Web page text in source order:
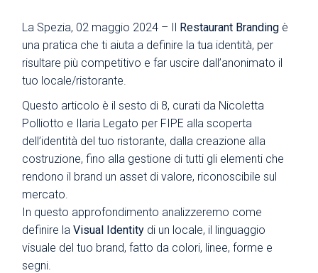
La Spezia, 02 maggio 2024 – Il Restaurant Branding è
una pratica che ti aiuta a definire la tua identità, per
risultare più competitivo e far uscire dall’anonimato il
tuo locale/ristorante.
Questo articolo è il sesto di 8, curati da Nicoletta
Polliotto e Ilaria Legato per FIPE alla scoperta
dell’identità del tuo ristorante, dalla creazione alla
costruzione, fino alla gestione di tutti gli elementi che
rendono il brand un asset di valore, riconoscibile sul
mercato.
In questo approfondimento analizzeremo come
definire laVisual Identity di un locale, il linguaggio
visuale del tuo brand, fatto da colori, linee, forme e
segni.